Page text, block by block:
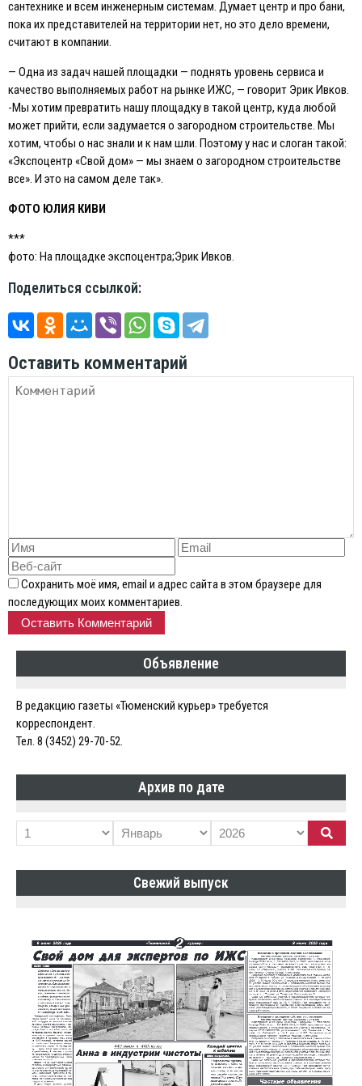
сантехнике и всем инженерным системам. Думает центр и про бани,
пока их представителей на территории нет, но это дело времени,
считают в компании.
— Одна из задач нашей площадки — поднять уровень сервиса и
качество выполняемых работ на рынке ИЖС, — говорит Эрик Ивков.
-Мы хотим превратить нашу площадку в такой центр, куда любой
может прийти, если задумается о загородном строительстве. Мы
хотим, чтобы о нас знали и к нам шли. Поэтому у нас и слоган такой:
«Экспоцентр «Свой дом» — мы знаем о загородном строительстве
все». И это на самом деле так».
ФОТО ЮЛИЯ КИВИ
***
фото: На площадке экспоцентра;Эрик Ивков.
Поделиться ссылкой:
Оставить комментарий
Сохранить моё имя, email и адрес сайта в этом браузере для
последующих моих комментариев.
Объявление
В редакцию газеты «Тюменский курьер» требуется
корреспондент.
Тел. 8 (3452) 29-70-52.
Архив по дате
Свежий выпуск